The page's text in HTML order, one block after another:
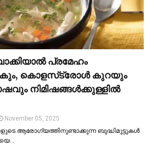
പ്രമേഹം
കൊളസ്‌ട്രോള്‍ കുറയും
നിമിഷങ്ങള്‍ക്കുള്ളില്‍
November 05, 2025
ആരോഗ്യത്തിനുണ്ടാക്കുന്ന ബുദ്ധിമുട്ടുകള്‍